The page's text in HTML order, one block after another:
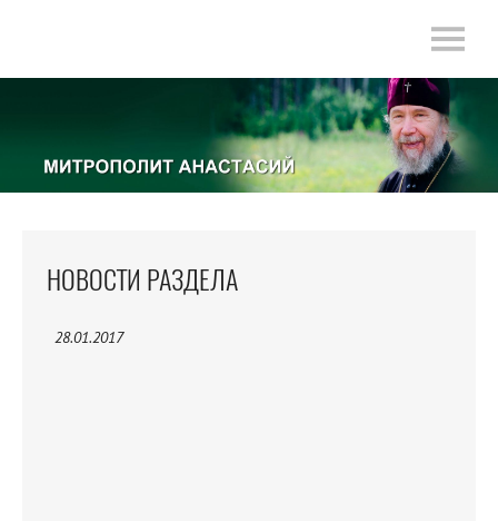
НОВОСТИ РАЗДЕЛА
28.01.2017